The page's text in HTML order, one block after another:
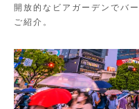
開放的なビアガーデンでバ
ご紹介。